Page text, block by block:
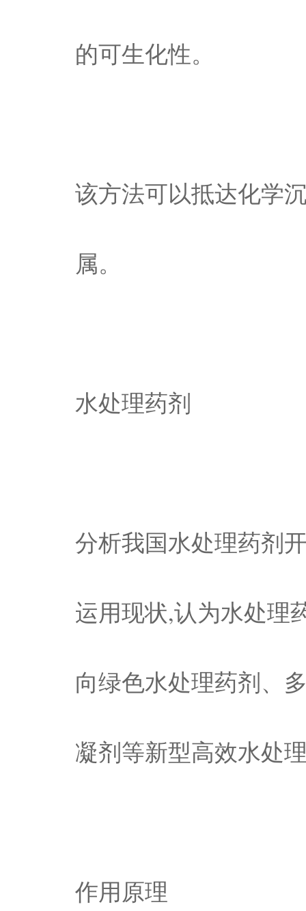
的可生化性。
该方法可以抵达化学
属。
水处理药剂
分析我国水处理药剂
运用现状,认为水处理
向绿色水处理药剂、
凝剂等新型高效水处
作用原理